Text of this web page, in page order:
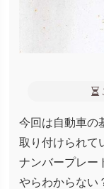
今回は自動車の
取り付けられて
ナンバープレー
やらわからない